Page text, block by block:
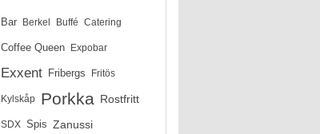
Bar Berkel Buffé Catering
Coffee Queen Expobar
Exxent Fribergs Fritös
Kylskåp Porkka Rostfritt
SDX Spis Zanussi